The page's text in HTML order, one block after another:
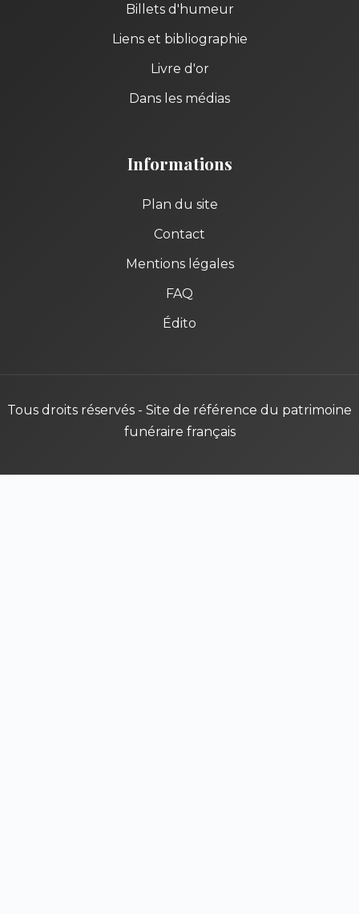
Billets d'humeur
Liens et bibliographie
Livre d'or
Dans les médias
Informations
Plan du site
Contact
Mentions légales
FAQ
Édito
Tous droits réservés - Site de référence du patrimoine
funéraire français